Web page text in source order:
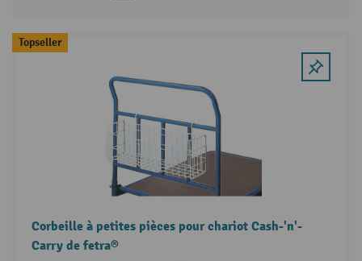
Topseller
Corbeille à petites pièces pour chariot Cash-'n'-
Carry de fetra®